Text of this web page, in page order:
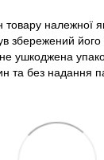
належної
збережений його
не ушкоджена
та без надання